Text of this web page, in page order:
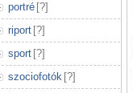
portré [?]
riport [?]
sport [?]
szociofotók [?]